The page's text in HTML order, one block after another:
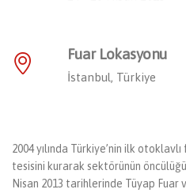
Fuar Lokasyonu
İstanbul, Türkiye
2004 yılında Türkiye’nin ilk
tesisini kurarak sektörünün
Nisan 2013 tarihlerinde Tüyap Fuar